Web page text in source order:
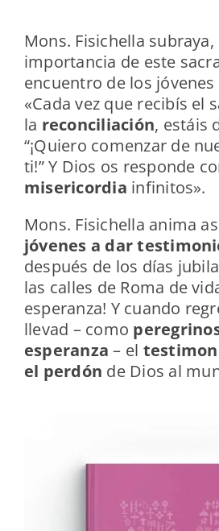
Mons. Fisichella
importancia de este
encuentro de los
«Cada vez que recibís el
la reconciliación, estáis
“¡Quiero comenzar de
ti!” Y Dios os responde
misericordia infinitos».
Mons. Fisichella anima
jóvenes a dar
después de los días
las calles de Roma de
esperanza! Y cuando
llevad – como
esperanza – el
el perdón de Dios al